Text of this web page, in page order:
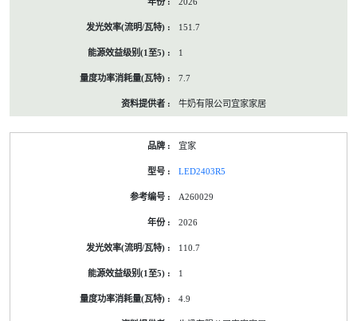
151.7
1
7.7
牛奶有限公司宜家家居
宜家
LED2403R5
A260029
2026
110.7
1
4.9